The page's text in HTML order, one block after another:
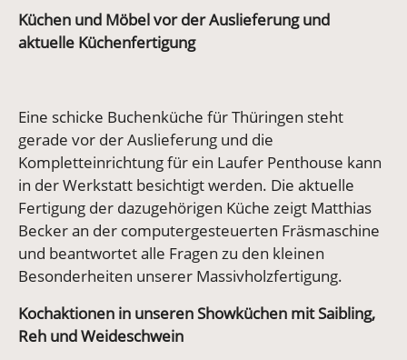
Küchen und Möbel vor der Auslieferung und
aktuelle Küchenfertigung
Eine schicke Buchenküche für Thüringen steht
gerade vor der Auslieferung und die
Kompletteinrichtung für ein Laufer Penthouse kann
in der Werkstatt besichtigt werden. Die aktuelle
Fertigung der dazugehörigen Küche zeigt Matthias
Becker an der computergesteuerten Fräsmaschine
und beantwortet alle Fragen zu den kleinen
Besonderheiten unserer Massivholzfertigung.
Kochaktionen in unseren Showküchen mit Saibling,
Reh und Weideschwein